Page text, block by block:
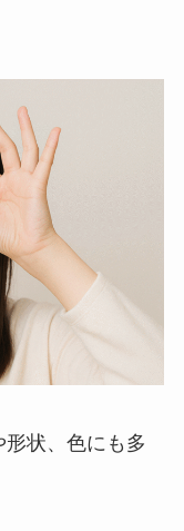
状、色にも多